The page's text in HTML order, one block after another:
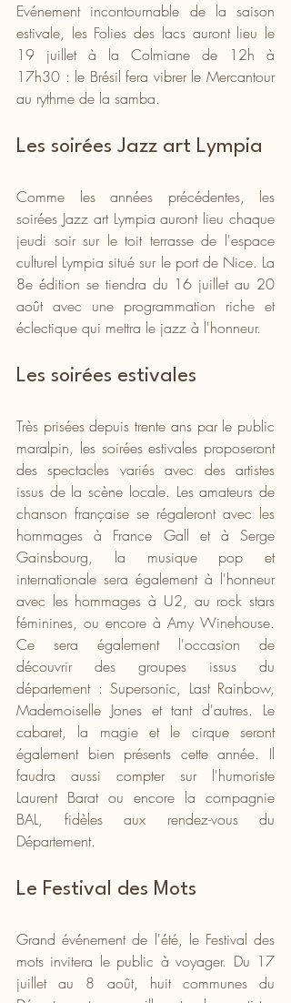
Evénement incontournable de la saison
estivale, les Folies des lacs auront lieu le
19 juillet à la Colmiane de 12h à
17h30 : le Brésil fera vibrer le Mercantour
au rythme de la samba.
Les soirées Jazz art Lympia
Comme les années précédentes, les
soirées Jazz art Lympia auront lieu chaque
jeudi soir sur le toit terrasse de l'espace
culturel Lympia situé sur le port de Nice. La
8e édition se tiendra du 16 juillet au 20
août avec une programmation riche et
éclectique qui mettra le jazz à l'honneur.
Les soirées estivales
Très prisées depuis trente ans par le public
maralpin, les soirées estivales proposeront
des spectacles variés avec des artistes
issus de la scène locale. Les amateurs de
chanson française se régaleront avec les
hommages à France Gall et à Serge
Gainsbourg, la musique pop et
internationale sera également à l'honneur
avec les hommages à U2, au rock stars
féminines, ou encore à Amy Winehouse.
Ce sera également l'occasion de
découvrir des groupes issus du
département : Supersonic, Last Rainbow,
Mademoiselle Jones et tant d'autres. Le
cabaret, la magie et le cirque seront
également bien présents cette année. Il
faudra aussi compter sur l'humoriste
Laurent Barat ou encore la compagnie
BAL, fidèles aux rendez-vous du
Département.
Le Festival des Mots
Grand événement de l'été, le Festival des
mots invitera le public à voyager. Du 17
juillet au 8 août, huit communes du